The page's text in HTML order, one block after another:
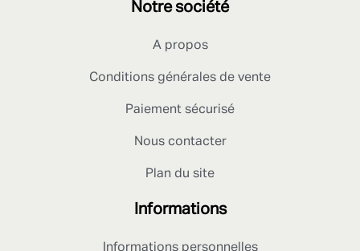
Notre société
A propos
Conditions générales de vente
Paiement sécurisé
Nous contacter
Plan du site
Informations
Informations personnelles